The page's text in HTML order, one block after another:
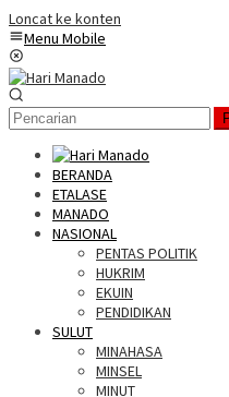
Loncat ke konten
Menu Mobile
BERANDA
ETALASE
MANADO
NASIONAL
PENTAS POLITIK
HUKRIM
EKUIN
PENDIDIKAN
SULUT
MINAHASA
MINSEL
MINUT